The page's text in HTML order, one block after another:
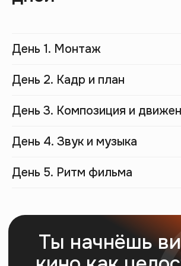
День 1. Монтаж
День 2. Кадр и план
День 3. Композиция и
День 4. Звук и музыка
День 5. Ритм фильма